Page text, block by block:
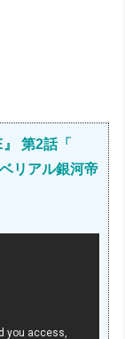
第2話「
リアル銀河帝